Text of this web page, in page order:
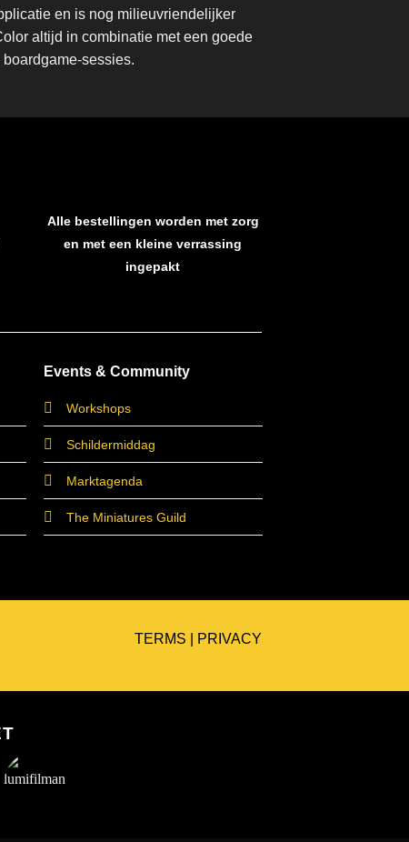
en is nog milieuvriendelijker
altijd in combinatie met een goede
sessies.
Alle bestellingen worden met zorg
en met een kleine verrassing
ingepakt
Events & Community
Workshops
Schildermiddag
Marktagenda
The Miniatures Guild
TERMS PRIVACY